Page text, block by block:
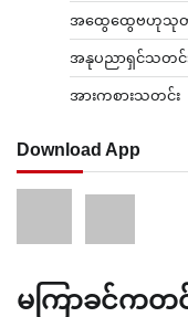
အထွေထွေဗဟုသု
အနုပညာရှင်သတင်း
အားကစားသတင်း
Download App
မကြာခင်ကတ